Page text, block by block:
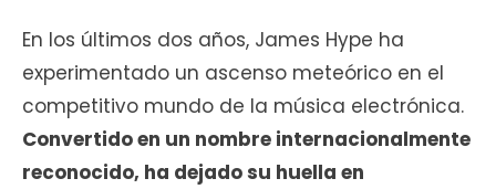
En los últimos dos años, James Hype ha
experimentado un ascenso meteórico en el
competitivo mundo de la música electrónica.
Convertido en un nombre internacionalmente
reconocido, ha dejado su huella en